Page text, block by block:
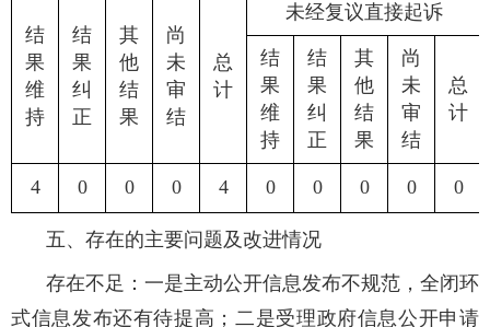
结
果
维
持
结
果
纠
正
其
他
结
果
尚
未
审
结
总
计
未经复议直接起诉
结
果
维
持
结
果
纠
正
其
他
结
果
尚
未
审
结
总
计
4 0 0 0 4 0 0 0 0 0
五、存在的主要问题及改进情况
存在不足：一是主动公开信息发布不规范，全闭环
式信息发布还有待提高；二是受理政府信息公开申请